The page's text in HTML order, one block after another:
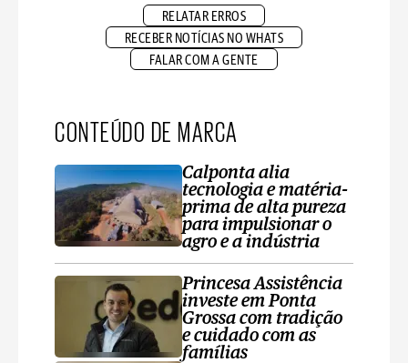
RELATAR ERROS
RECEBER NOTÍCIAS NO WHATS
FALAR COM A GENTE
CONTEÚDO DE MARCA
Calponta alia
tecnologia e matéria-
prima de alta pureza
para impulsionar o
agro e a indústria
Princesa Assistência
investe em Ponta
Grossa com tradição
e cuidado com as
famílias